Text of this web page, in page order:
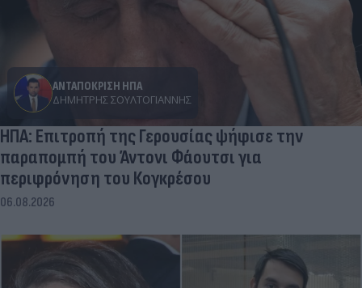
ΑΝΤΑΠΟΚΡΙΣΗ ΗΠΑ
ΔΗΜΉΤΡΗΣ ΣΟΥΛΤΟΓΙΆΝΝΗΣ
ΗΠΑ: Επιτροπή της Γερουσίας ψήφισε την
παραπομπή του Άντονι Φάουτσι για
περιφρόνηση του Κογκρέσου
06.08.2026